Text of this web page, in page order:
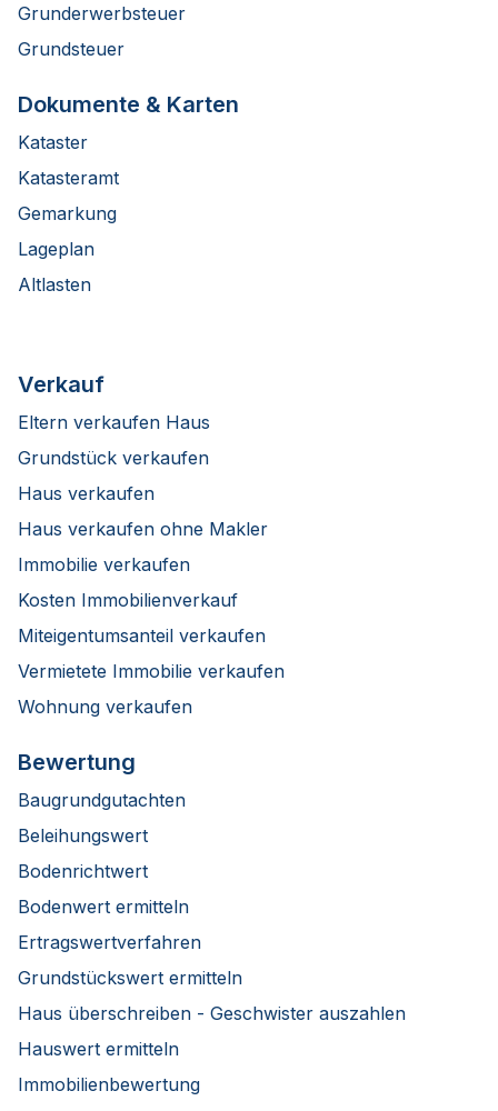
Grunderwerbsteuer
Grundsteuer
Dokumente & Karten
Kataster
Katasteramt
Gemarkung
Lageplan
Altlasten
Verkauf
Eltern verkaufen Haus
Grundstück verkaufen
Haus verkaufen
Haus verkaufen ohne Makler
Immobilie verkaufen
Kosten Immobilienverkauf
Miteigentumsanteil verkaufen
Vermietete Immobilie verkaufen
Wohnung verkaufen
Bewertung
Baugrundgutachten
Beleihungswert
Bodenrichtwert
Bodenwert ermitteln
Ertragswertverfahren
Grundstückswert ermitteln
Haus überschreiben - Geschwister auszahlen
Hauswert ermitteln
Immobilienbewertung